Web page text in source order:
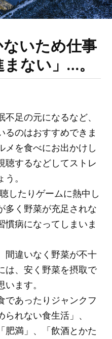
ないため仕事
ない」…。
足の元になるなど、
るのはおすすめできま
メを食べにお出かけし
聴するなどしてストレ
。
したりゲームに熱中し
多く野菜が充足されな
慣病になってしまいま
間違いなく野菜が不十
は、安く野菜を摂取で
ます。
であったりジャンクフ
れない食生活」、
肥満」、「飲酒とかた